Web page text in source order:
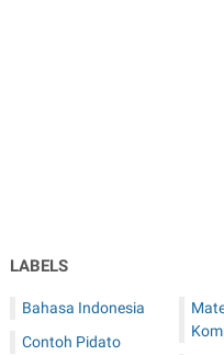
LABELS
Bahasa Indonesia
Contoh Pidato